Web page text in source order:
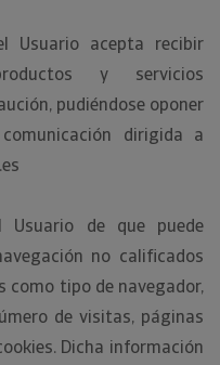
Usuario acepta recibir
y servicios
pudiéndose oponer
dirigida a
de que puede
no calificados
como tipo de navegador,
de visitas, páginas
Dicha información